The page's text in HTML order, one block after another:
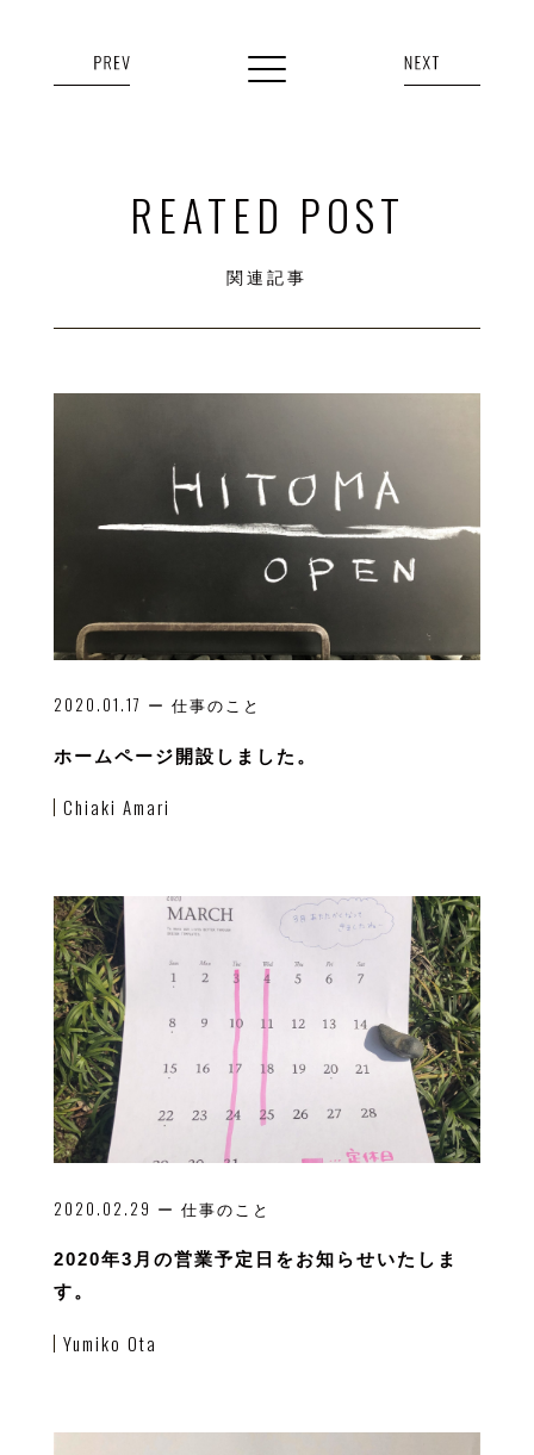
REATED POST
関連記事
2020.01.17 ー 仕事のこと
ホームページ開設しました。
Chiaki Amari
2020.02.29 ー 仕事のこと
2020年3月の営業予定日をお知らせいたしま
す。
Yumiko Ota